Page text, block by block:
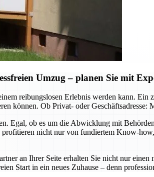
Umzug – planen Sie mit
reibungslosen Erlebnis werden kann.
können. Ob Privat- oder
Egal, ob es um die Abwicklung mit
nicht nur von fundiertem Know-
an Ihrer Seite erhalten Sie nicht nur einen
Start in ein neues Zuhause – denn